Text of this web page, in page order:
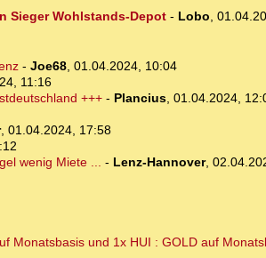
Sieger Wohlstands-Depot- Lobo,
- Joe68, 01.04.2024, 10:04
11:16
+++- Plancius, 01.04.2024,
, 01.04.2024, 17:58
wenig Miete ... - Lenz-Hannover,
Monatsbasis und 1x HUI : GOLD auf